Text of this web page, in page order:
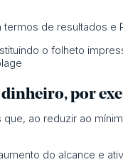
de resultados e
o folheto
por
ao reduzir ao
do alcance e